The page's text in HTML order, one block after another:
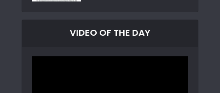
VIDEO OF THE DAY